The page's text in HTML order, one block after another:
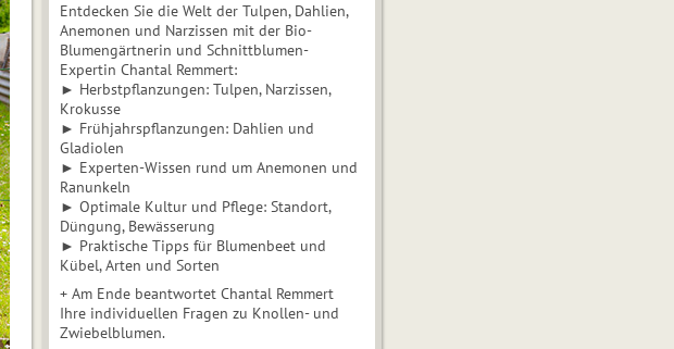
Entdecken Sie die Welt der Tulpen, Dahlien,
Anemonen und Narzissen mit der Bio-
Blumengärtnerin und Schnittblumen-
Expertin Chantal Remmert:
► Herbstpflanzungen: Tulpen, Narzissen,
Krokusse
► Frühjahrspflanzungen: Dahlien und
Gladiolen
► Experten-Wissen rund um Anemonen und
Ranunkeln
► Optimale Kultur und Pflege: Standort,
Düngung, Bewässerung
► Praktische Tipps für Blumenbeet und
Kübel, Arten und Sorten
+ Am Ende beantwortet Chantal Remmert
Ihre individuellen Fragen zu Knollen- und
Zwiebelblumen.